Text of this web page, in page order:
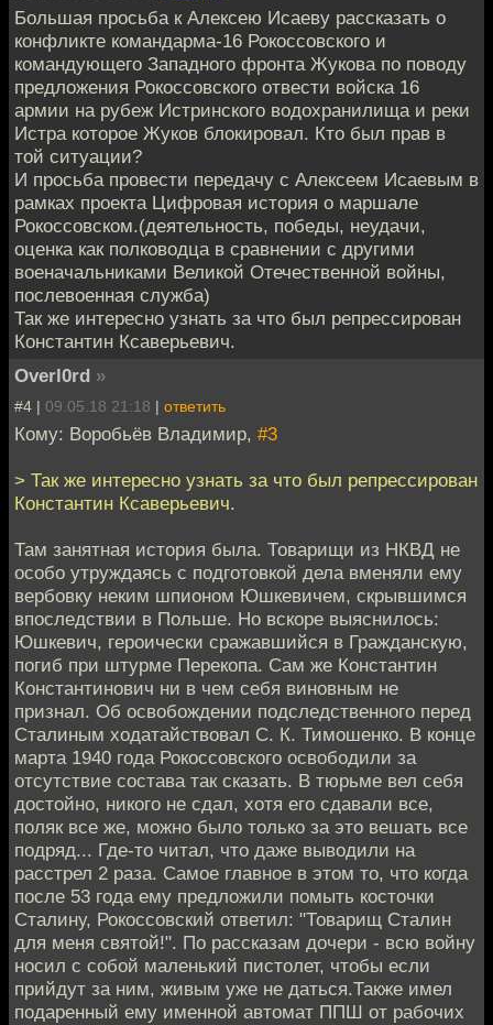
Большая просьба к Алексею Исаеву рассказать о
конфликте командарма-16 Рокоссовского и
командующего Западного фронта Жукова по поводу
предложения Рокоссовского отвести войска 16
армии на рубеж Истринского водохранилища и реки
Истра которое Жуков блокировал. Кто был прав в
той ситуации?
И просьба провести передачу с Алексеем Исаевым в
рамках проекта Цифровая история о маршале
Рокоссовском.(деятельность, победы, неудачи,
оценка как полководца в сравнении с другими
военачальниками Великой Отечественной войны,
послевоенная служба)
Так же интересно узнать за что был репрессирован
Константин Ксаверьевич.
Overl0rd »
#4 | 09.05.18 21:18 | ответить
Кому: Воробьёв Владимир, #3
> Так же интересно узнать за что был репрессирован
Константин Ксаверьевич.
Там занятная история была. Товарищи из НКВД не
особо утруждаясь с подготовкой дела вменяли ему
вербовку неким шпионом Юшкевичем, скрывшимся
впоследствии в Польше. Но вскоре выяснилось:
Юшкевич, героически сражавшийся в Гражданскую,
погиб при штурме Перекопа. Сам же Константин
Константинович ни в чем себя виновным не
признал. Об освобождении подследственного перед
Сталиным ходатайствовал С. К. Тимошенко. В конце
марта 1940 года Рокоссовского освободили за
отсутствие состава так сказать. В тюрьме вел себя
достойно, никого не сдал, хотя его сдавали все,
поляк все же, можно было только за это вешать все
подряд... Где-то читал, что даже выводили на
расстрел 2 раза. Самое главное в этом то, что когда
после 53 года ему предложили помыть косточки
Сталину, Рокоссовский ответил: "Товарищ Сталин
для меня святой!". По рассказам дочери - всю войну
носил с собой маленький пистолет, чтобы если
прийдут за ним, живым уже не даться.Также имел
подаренный ему именной автомат ППШ от рабочих